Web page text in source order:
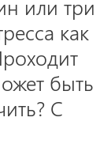
или три
как
быть
С